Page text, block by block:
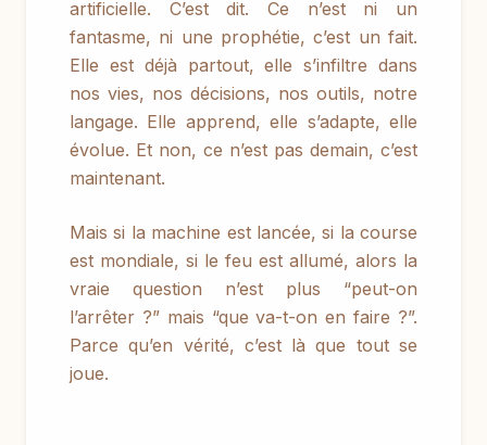
artificielle. C’est dit. Ce n’est ni un
fantasme, ni une prophétie, c’est un fait.
Elle est déjà partout, elle s’infiltre dans
nos vies, nos décisions, nos outils, notre
langage. Elle apprend, elle s’adapte, elle
évolue. Et non, ce n’est pas demain, c’est
maintenant.
Mais si la machine est lancée, si la course
est mondiale, si le feu est allumé, alors la
vraie question n’est plus “peut-on
l’arrêter ?” mais “que va-t-on en faire ?”.
Parce qu’en vérité, c’est là que tout se
joue.